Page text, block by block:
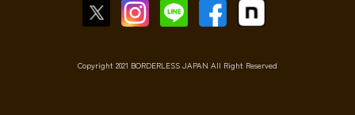
Copyright 2021 BORDERLESS JAPAN All Right Reserved